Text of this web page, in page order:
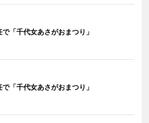
で「千代女あさがおまつり」
で「千代女あさがおまつり」